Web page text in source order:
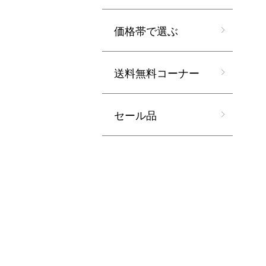
価格帯で選ぶ
送料無料コーナー
セール品